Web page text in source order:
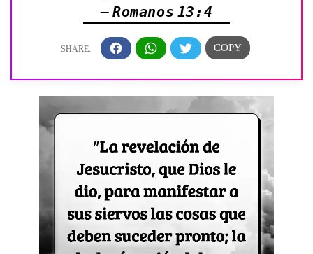
— Romanos 13:4